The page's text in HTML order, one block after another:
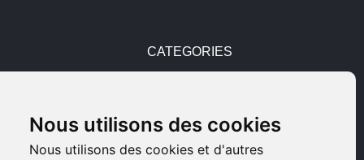
Nous utilisons des cookies
Nous utilisons des cookies et d'autres
CATEGORIES
Armes d'occasions